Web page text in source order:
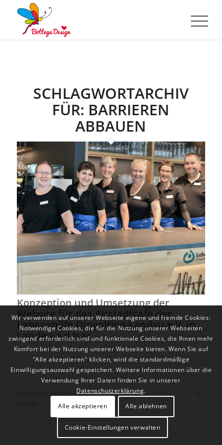
SCHLAGWORTARCHIV
FÜR: BARRIEREN
ABBAUEN
Konzeption und Umsetzung der
Website für das Altstadtcafé der
Lebenshilfe Dingolfing-Landau e.V. in
Landau a.d.Isar
© Copyright - Bottega Design
Impressum Datenschutz
Wir verwenden auf unserer Webseite eigene und fremde Cookies:
Notwendige Cookies, die für die Nutzung unserer Webseiten
zwingend erforderlich sind und funktionale Cookies, die Ihnen mehr
Komfort bei der Nutzung unserer Webseite bieten. Wenn Sie auf
"Alle akzeptieren" klicken, wird die standardmäßige
Einwilligungsauswahl gespeichert. Weitere Informationen über die
Verwendung Ihrer Daten finden Sie in unserer
Datenschutzerklärung.
Alle akzeptieren
Alle ablehnen
Cookie-Einstellungen verwalten